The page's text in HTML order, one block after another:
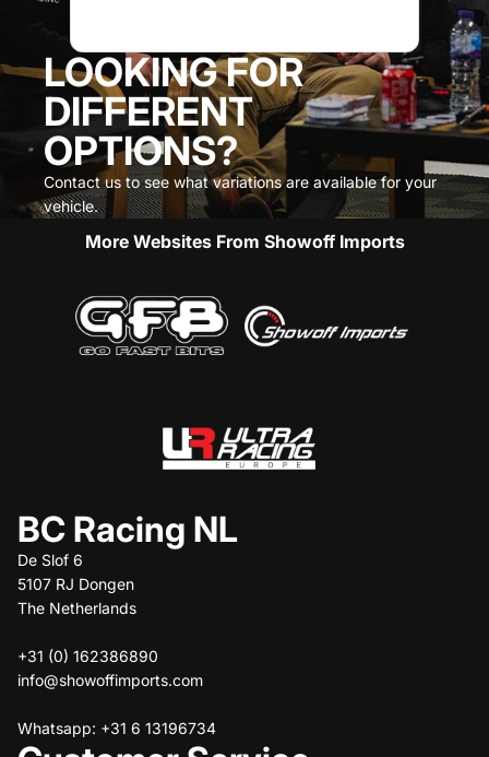
LOOKING FOR
DIFFERENT
OPTIONS?
Contact us to see what variations are available for your
vehicle.
More Websites From Showoff Imports
BC Racing NL
De Slof 6
5107 RJ Dongen
The Netherlands
+31 (0) 162386890
info@showoffimports.com
Whatsapp: +31 6 13196734